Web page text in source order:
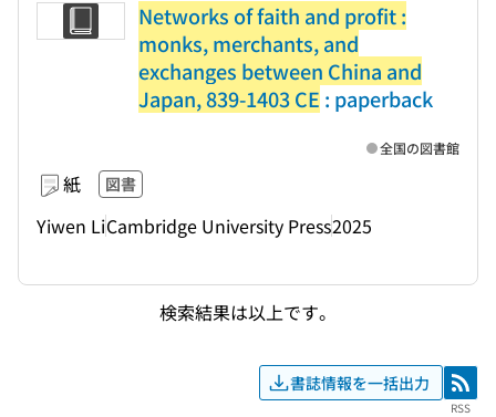
Networks of faith and profit :
monks, merchants, and
exchanges between China and
Japan, 839-1403 CE : paperback
紙 図書
Yiwen LiCambridge University Press2025
全国の図書館
検索結果は以上です。
書誌情報を一括出力 RSS
RSS